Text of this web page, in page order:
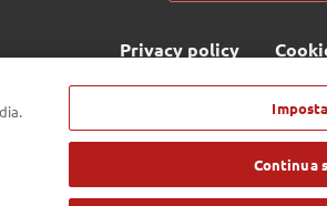
Privacy policy
s.p.a. - Società a socio unico - c/o SM
di San Marino - Tel. 0549 978011 -
- Iscrizione Registro Società n° 6210 del
n° 55 - Capitale Sociale € 4.800.000 i.v. -
Continua